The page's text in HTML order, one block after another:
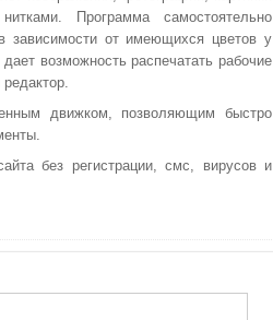
Программа самостоятельно
зависимости от имеющихся цветов у
возможность распечатать рабочие
движком, позволяющим быстро
без регистрации, смс, вирусов и